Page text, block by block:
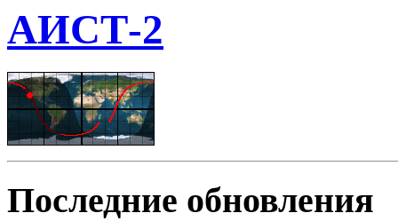
АИСТ-2
Последние обновления